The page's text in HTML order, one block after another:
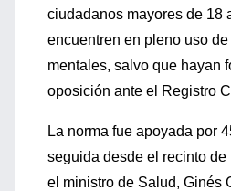
ciudadanos mayores de 18
encuentren en pleno uso
mentales, salvo que hayan
oposición ante el Registro
La norma fue apoyada por
seguida desde el recinto
el ministro de Salud, Ginés